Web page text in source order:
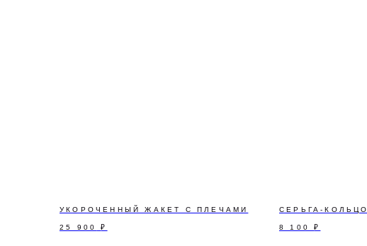
УКОРОЧЕННЫЙ ЖАКЕТ С ПЛЕЧАМИ
25 900 ₽
СЕРЬГА-КОЛЬЦО
8 100 ₽
ПОДПИСАТЬСЯ